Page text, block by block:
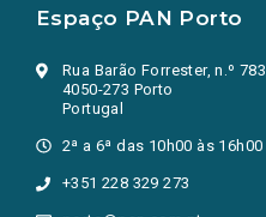
Espaço PAN Porto
Rua Barão Forrester, n.º 783
4050-273 Porto
Portugal
2ª a 6ª das 10h00 às 16h00
+351 228 329 273